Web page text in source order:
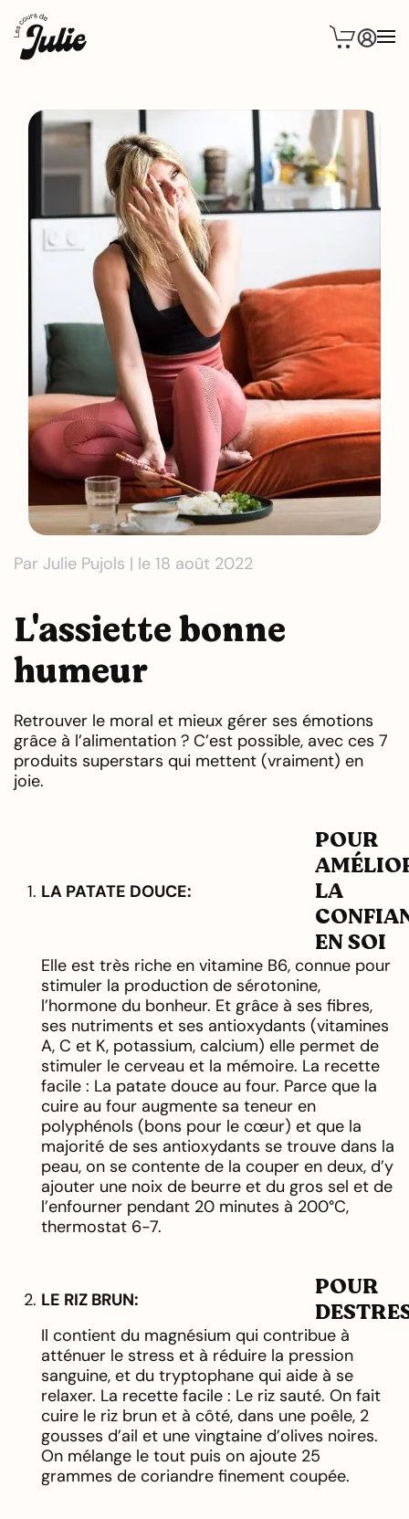
Par Julie Pujols | le 18 août 2022
L'assiette bonne
humeur
Retrouver le moral et mieux gérer ses émotions
grâce à l’alimentation ? C’est possible, avec ces 7
produits superstars qui mettent (vraiment) en
joie.
LA PATATE DOUCE:
POUR
LA
EN SOI
Elle est très riche en vitamine B6, connue pour
stimuler la production de sérotonine,
l’hormone du bonheur. Et grâce à ses fibres,
ses nutriments et ses antioxydants (vitamines
A, C et K, potassium, calcium) elle permet de
stimuler le cerveau et la mémoire. La recette
facile : La patate douce au four. Parce que la
cuire au four augmente sa teneur en
polyphénols (bons pour le cœur) et que la
majorité de ses antioxydants se trouve dans la
peau, on se contente de la couper en deux, d’y
ajouter une noix de beurre et du gros sel et de
l’enfourner pendant 20 minutes à 200°C,
thermostat 6-7.
LE RIZ BRUN:
POUR
Il contient du magnésium qui contribue à
atténuer le stress et à réduire la pression
sanguine, et du tryptophane qui aide à se
relaxer. La recette facile : Le riz sauté. On fait
cuire le riz brun et à côté, dans une poêle, 2
gousses d’ail et une vingtaine d’olives noires.
On mélange le tout puis on ajoute 25
grammes de coriandre finement coupée.